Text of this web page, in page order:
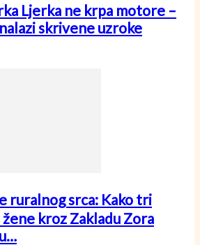
Ljerka ne krpa motore –
skrivene uzroke
ruralnog srca: Kako tri
kroz Zakladu Zora